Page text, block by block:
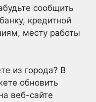
сообщить
кредитной
месту работы
из города? В
обновить
веб-сайте